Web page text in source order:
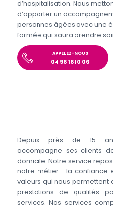
d’hospitalisation. Nous
d’apporter un
personnes âgées avec une
formée qui saura prendre
APPELEZ-NOUS
04 96 16 10 06
Depuis près de 15
accompagne ses clients
domicile. Notre service
notre métier : la confiance
valeurs qui nous permettent
prestations de qualités
services. Nos services